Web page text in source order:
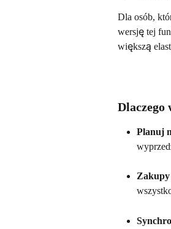
Dla osób,
wersję tej
większą
Dlaczego
Planuj
Zakupy